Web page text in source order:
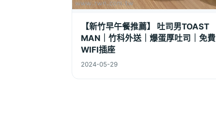
【新竹早午餐推薦】 吐司男TOAST
MAN｜竹科外送｜爆蛋厚吐司｜免費
WIFI插座
2024-05-29